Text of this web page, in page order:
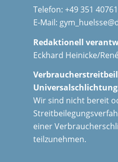
Telefon: +49 351
E-Mail:
Redaktionell
Eckhard Heinicke/
Wir sind nicht bereit
einer
teilzunehmen.